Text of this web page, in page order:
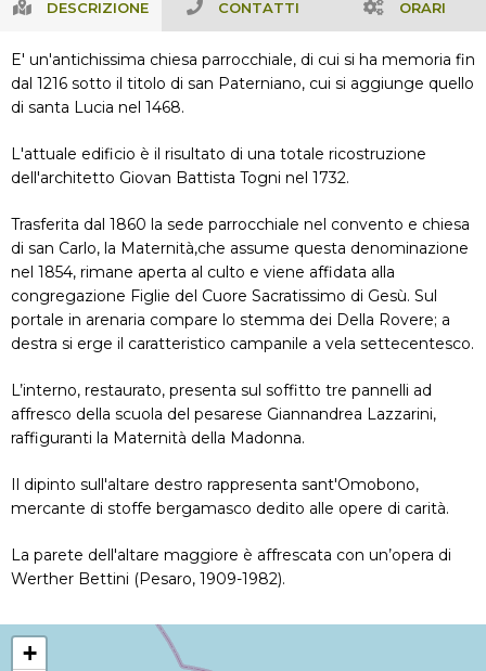
DESCRIZIONE CONTATTI ORARI
E' un'antichissima chiesa parrocchiale, di cui si ha memoria fin
dal 1216 sotto il titolo di san Paterniano, cui si aggiunge quello
di santa Lucia nel 1468.
L'attuale edificio è il risultato di una totale ricostruzione
dell'architetto Giovan Battista Togni nel 1732.
Trasferita dal 1860 la sede parrocchiale nel convento e chiesa
di san Carlo, la Maternità,che assume questa denominazione
nel 1854, rimane aperta al culto e viene affidata alla
congregazione Figlie del Cuore Sacratissimo di Gesù. Sul
portale in arenaria compare lo stemma dei Della Rovere; a
destra si erge il caratteristico campanile a vela settecentesco.
L’interno, restaurato, presenta sul soffitto tre pannelli ad
affresco della scuola del pesarese Giannandrea Lazzarini,
raffiguranti la Maternità della Madonna.
Il dipinto sull'altare destro rappresenta sant'Omobono,
mercante di stoffe bergamasco dedito alle opere di carità.
La parete dell'altare maggiore è affrescata con un’opera di
Werther Bettini (Pesaro, 1909-1982).
+